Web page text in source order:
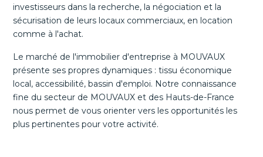
investisseurs dans la recherche, la négociation et la
sécurisation de leurs locaux commerciaux, en location
comme à l'achat.
Le marché de l'immobilier d'entreprise à MOUVAUX
présente ses propres dynamiques : tissu économique
local, accessibilité, bassin d'emploi. Notre connaissance
fine du secteur de MOUVAUX et des Hauts-de-France
nous permet de vous orienter vers les opportunités les
plus pertinentes pour votre activité.